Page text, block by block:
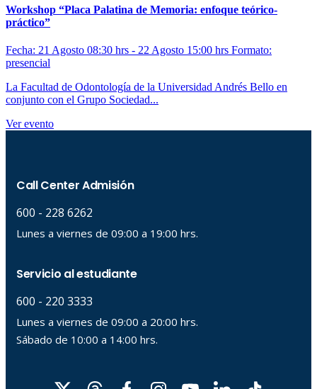
Workshop “Placa Palatina de Memoria: enfoque teórico-
práctico”
Fecha: 21 Agosto 08:30 hrs - 22 Agosto 15:00 hrs Formato:
presencial
La Facultad de Odontología de la Universidad Andrés Bello en
conjunto con el Grupo Sociedad...
Ver evento